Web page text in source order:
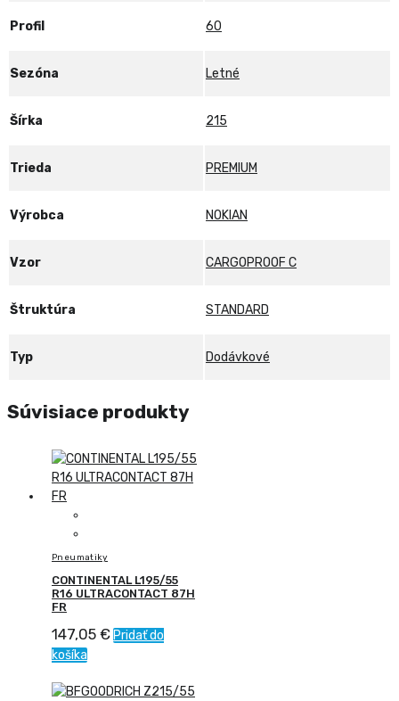
Profil 60
Sezóna Letné
Šírka 215
Trieda PREMIUM
Výrobca NOKIAN
Vzor CARGOPROOF C
Štruktúra STANDARD
Typ Dodávkové
Súvisiace produkty
Pneumatiky
CONTINENTAL L195/55
R16 ULTRACONTACT 87H
FR
147,05 € Pridať do
košíka